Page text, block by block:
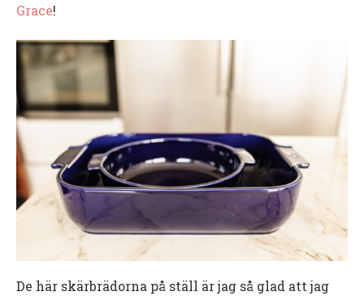
Grace!
De här skärbrädorna på ställ är jag så glad att jag